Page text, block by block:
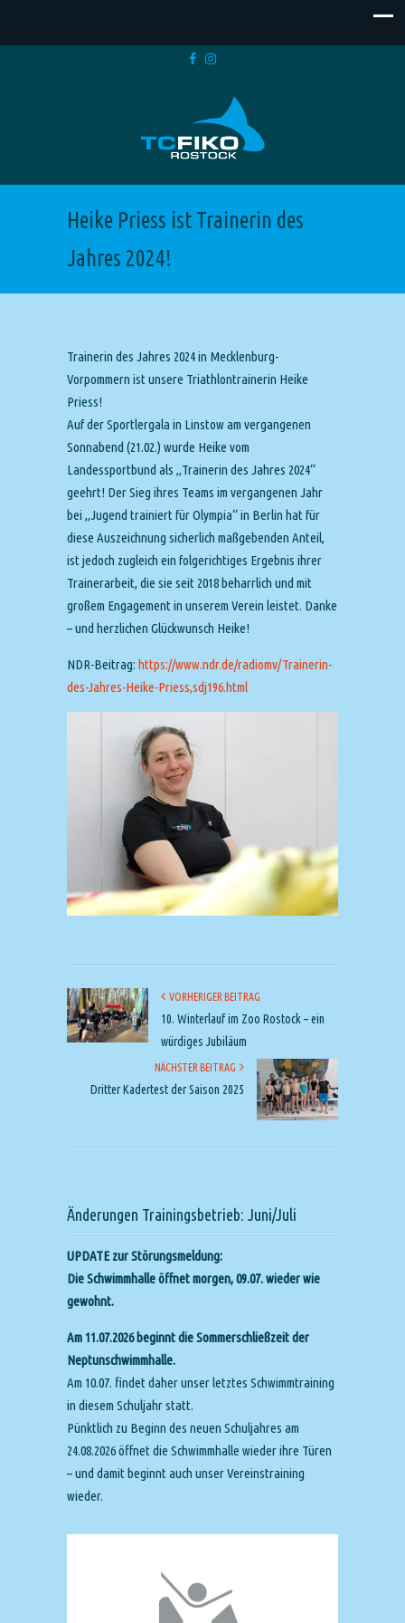
Heike Priess ist Trainerin des
Jahres 2024!
Trainerin des Jahres 2024 in Mecklenburg-
Vorpommern ist unsere Triathlontrainerin Heike
Priess!
Auf der Sportlergala in Linstow am vergangenen
Sonnabend (21.02.) wurde Heike vom
Landessportbund als „Trainerin des Jahres 2024“
geehrt! Der Sieg ihres Teams im vergangenen Jahr
bei „Jugend trainiert für Olympia“ in Berlin hat für
diese Auszeichnung sicherlich maßgebenden Anteil,
ist jedoch zugleich ein folgerichtiges Ergebnis ihrer
Trainerarbeit, die sie seit 2018 beharrlich und mit
großem Engagement in unserem Verein leistet. Danke
– und herzlichen Glückwunsch Heike!
NDR-Beitrag: https://www.ndr.de/radiomv/Trainerin-
des-Jahres-Heike-Priess,sdj196.html
VORHERIGER BEITRAG
10. Winterlauf im Zoo Rostock – ein
würdiges Jubiläum
NÄCHSTER BEITRAG
Dritter Kadertest der Saison 2025
Änderungen Trainingsbetrieb: Juni/Juli
UPDATE zur Störungsmeldung:
Die Schwimmhalle öffnet morgen, 09.07. wieder wie
gewohnt.
Am 11.07.2026 beginnt die Sommerschließzeit der
Neptunschwimmhalle.
Am 10.07. findet daher unser letztes Schwimmtraining
in diesem Schuljahr statt.
Pünktlich zu Beginn des neuen Schuljahres am
24.08.2026 öffnet die Schwimmhalle wieder ihre Türen
– und damit beginnt auch unser Vereinstraining
wieder.